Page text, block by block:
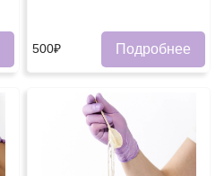
500₽ Подробнее